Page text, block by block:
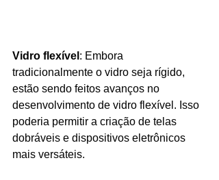
Vidro flexível : Embora
tradicionalmente o vidro seja rígido,
estão sendo feitos avanços no
desenvolvimento de vidro flexível. Isso
poderia permitir a criação de telas
dobráveis e dispositivos eletrônicos
mais versáteis.